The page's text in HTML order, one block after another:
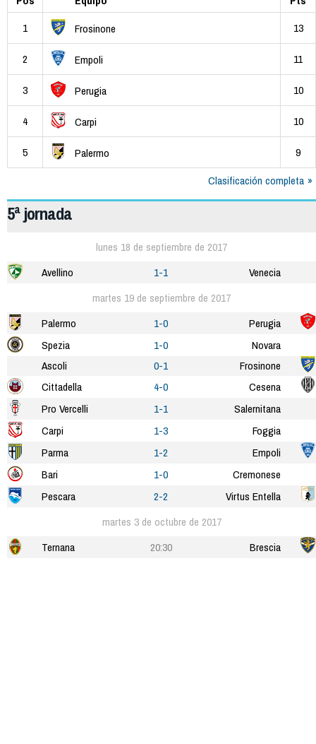
1
Frosinone 13
2 Empoli 11
3 Perugia 10
4 Carpi 10
5 Palermo
9
Clasificación completa
5ª jornada
lunes 18 de septiembre de 2017
Avellino
1-1
Venecia
martes 19 de septiembre de 2017
Palermo
1-0
Perugia
Spezia
1-0
Novara
Ascoli
0-1
Frosinone
Cittadella
4-0
Cesena
Pro Vercelli
1-1
Salernitana
Carpi
1-3
Foggia
Parma
1-2
Empoli
Bari
1-0
Cremonese
Pescara
2-2
Virtus Entella
martes 3 de octubre de 2017
Ternana
20:30 Brescia